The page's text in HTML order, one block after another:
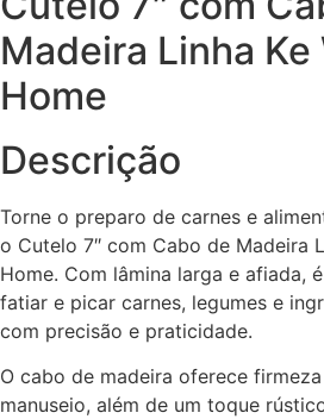
Madeira Linha Ke
Home
Descrição
Torne o preparo de carnes e
o Cutelo 7″ com Cabo de Madeira
Home. Com lâmina larga e afiada,
fatiar e picar carnes, legumes e
com precisão e praticidade.
O cabo de madeira oferece
manuseio, além de um toque